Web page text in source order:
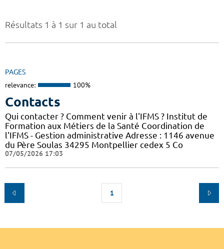
Résultats 1 à 1 sur 1 au total
PAGES
relevance: 100%
Contacts
Qui contacter ? Comment venir à l'IFMS ? Institut de
Formation aux Métiers de la Santé Coordination de
l'IFMS - Gestion administrative Adresse : 1146 avenue
du Père Soulas 34295 Montpellier cedex 5 Co
07/05/2026 17:03
1